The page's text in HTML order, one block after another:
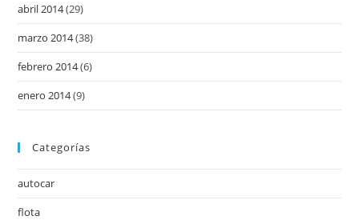
abril 2014(29)
marzo 2014(38)
febrero 2014(6)
enero 2014(9)
Categorías
autocar
flota